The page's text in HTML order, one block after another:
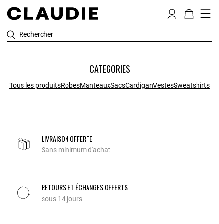
Rechercher
CATEGORIES
Tous les produitsRobesManteauxSacsCardiganVestesSweatshirts
LIVRAISON OFFERTE
Sans minimum d'achat
RETOURS ET ÉCHANGES OFFERTS
sous 14 jours